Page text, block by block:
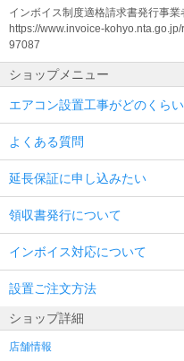
インボイス制度適格請求書発行事業
https://www.invoice-
97087
ショップメニュー
エアコン設置工事がどのくら
よくある質問
延長保証に申し込みたい
領収書発行について
インボイス対応について
設置ご注文方法
ショップ詳細
店舗情報